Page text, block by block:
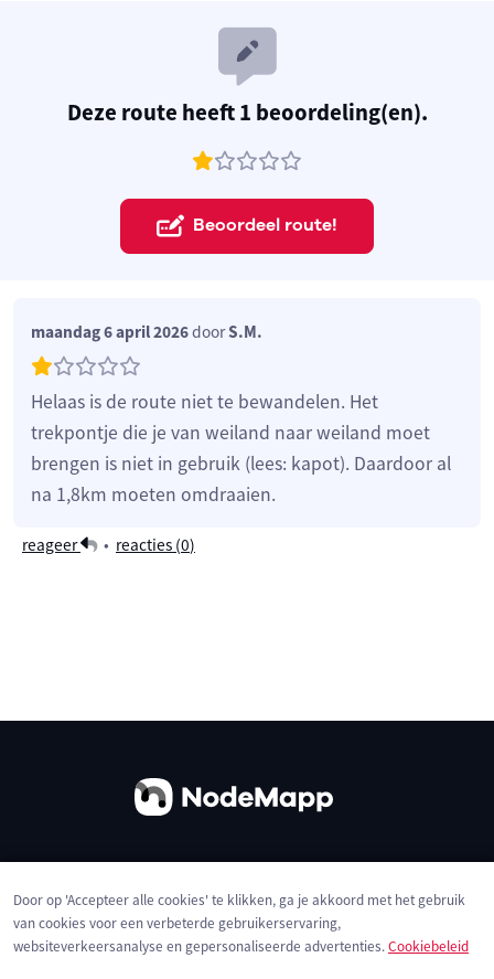
Deze route heeft 1 beoordeling(en).
Beoordeel route!
maandag 6 april 2026doorS.M.
Helaas is de route niet te bewandelen. Het
trekpontje die je van weiland naar weiland moet
brengen is niet in gebruik (lees: kapot). Daardoor al
na 1,8km moeten omdraaien.
reageer • reacties (0)
Privacybeleid Cookies
Door op 'Accepteer alle cookies' te klikken, ga je akkoord met het gebruik
van cookies voor een verbeterde gebruikerservaring,
websiteverkeersanalyse en gepersonaliseerde advertenties.Cookiebeleid